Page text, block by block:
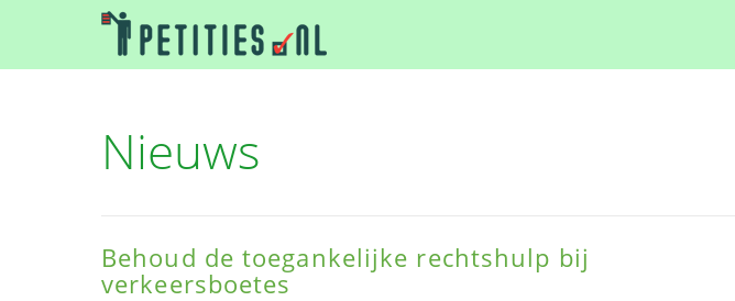
Nieuws
Behoud de toegankelijke rechtshulp bij
verkeersboetes